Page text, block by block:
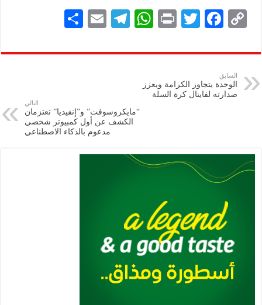
C
p
y
Li
F
eb
k
T
tt
P
nt
W
at
p
p
Te
gr
E
ai
ar
السابق
الوحدة يتجاوز الكرامة ويعزز
صدارته لفاينال كرة السلة
التالي
“مايكروسوفت” و”إنفيديا” تعتزمان
الكشف عن أول كمبيوتر شخصي
مدعوم بالذكاء الاصطناعي